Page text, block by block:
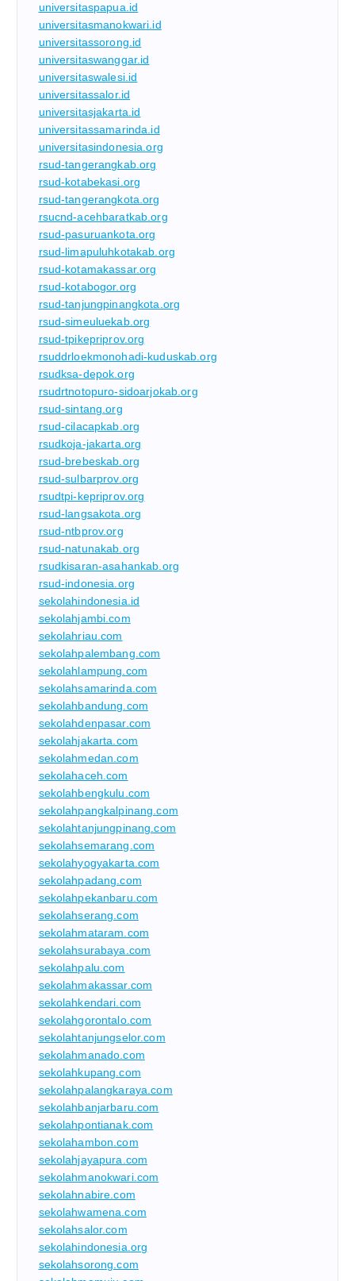
universitaspapua.id
universitasmanokwari.id
universitassorong.id
universitaswanggar.id
universitaswalesi.id
universitassalor.id
universitasjakarta.id
universitassamarinda.id
universitasindonesia.org
rsud-tangerangkab.org
rsud-kotabekasi.org
rsud-tangerangkota.org
rsucnd-acehbaratkab.org
rsud-pasuruankota.org
rsud-limapuluhkotakab.org
rsud-kotamakassar.org
rsud-kotabogor.org
rsud-tanjungpinangkota.org
rsud-simeuluekab.org
rsud-tpikepriprov.org
rsuddrloekmonohadi-kuduskab.org
rsudksa-depok.org
rsudrtnotopuro-sidoarjokab.org
rsud-sintang.org
rsud-cilacapkab.org
rsudkoja-jakarta.org
rsud-brebeskab.org
rsud-sulbarprov.org
rsudtpi-kepriprov.org
rsud-langsakota.org
rsud-ntbprov.org
rsud-natunakab.org
rsudkisaran-asahankab.org
rsud-indonesia.org
sekolahindonesia.id
sekolahjambi.com
sekolahriau.com
sekolahpalembang.com
sekolahlampung.com
sekolahsamarinda.com
sekolahbandung.com
sekolahdenpasar.com
sekolahjakarta.com
sekolahmedan.com
sekolahaceh.com
sekolahbengkulu.com
sekolahpangkalpinang.com
sekolahtanjungpinang.com
sekolahsemarang.com
sekolahyogyakarta.com
sekolahpadang.com
sekolahpekanbaru.com
sekolahserang.com
sekolahmataram.com
sekolahsurabaya.com
sekolahpalu.com
sekolahmakassar.com
sekolahkendari.com
sekolahgorontalo.com
sekolahtanjungselor.com
sekolahmanado.com
sekolahkupang.com
sekolahpalangkaraya.com
sekolahbanjarbaru.com
sekolahpontianak.com
sekolahambon.com
sekolahjayapura.com
sekolahmanokwari.com
sekolahnabire.com
sekolahwamena.com
sekolahsalor.com
sekolahindonesia.org
sekolahsorong.com